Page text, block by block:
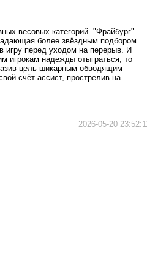
весовых категорий. "Фрайбург"
более звёздным подбором
игру перед уходом на перерыв. И
игрокам надежды отыграться, то
цель шикарным обводящим
счёт ассист, прострелив на
2026-05-20